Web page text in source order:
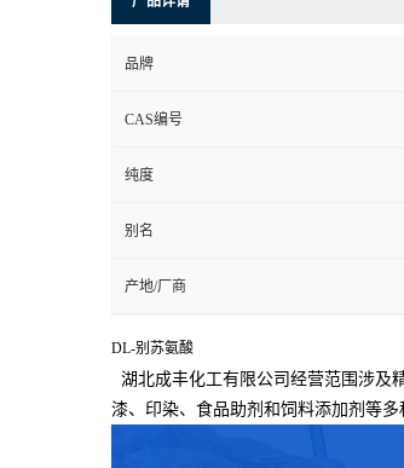
品牌
CAS编号
纯度
别名
产地/厂商
DL-别苏氨酸
湖北成丰化工有限公司经营范围涉及
漆、印染、食品助剂和饲料添加剂等多